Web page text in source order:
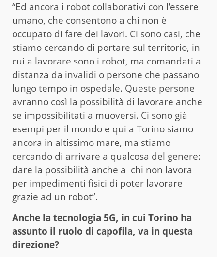
“Ed ancora i robot collaborativi con l’essere
umano, che consentono a chi non è
occupato di fare dei lavori. Ci sono casi, che
stiamo cercando di portare sul territorio, in
cui a lavorare sono i robot, ma comandati a
distanza da invalidi o persone che passano
lungo tempo in ospedale. Queste persone
avranno così la possibilità di lavorare anche
se impossibilitati a muoversi. Ci sono già
esempi per il mondo e qui a Torino siamo
ancora in altissimo mare, ma stiamo
cercando di arrivare a qualcosa del genere:
dare la possibilità anche a chi non lavora
per impedimenti fisici di poter lavorare
grazie ad un robot”.
Anche la tecnologia 5G, in cui Torino ha
assunto il ruolo di capofila, va in questa
direzione?